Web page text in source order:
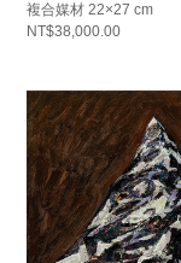
複合媒材 22×27 cm
NT$38,000.00